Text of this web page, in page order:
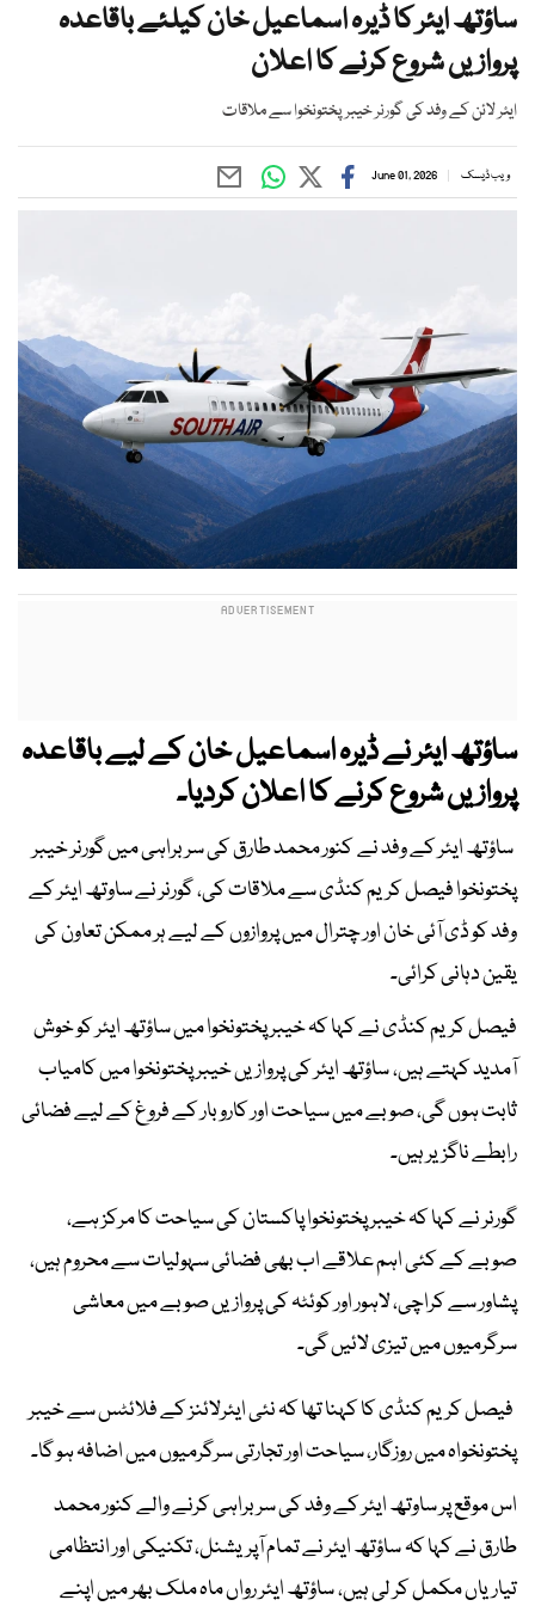
ساؤتھ ایئر کا ڈیرہ اسماعیل خان کیلئے باقاعدہ
پروازیں شروع کرنے کا اعلان
ایئر لائن کے وفد کی گورنر خیبر پختونخوا سے ملاقات
ویب ڈیسک June 01, 2026
ساؤتھ ایئر نے ڈیرہ اسماعیل خان کے لیے باقاعدہ
پروازیں شروع کرنے کا اعلان کردیا۔
ساؤتھ ایئر کے وفد نے کنور محمد طارق کی سربراہی میں گورنر خیبر
پختونخوا فیصل کریم کنڈی سے ملاقات کی، گورنر نے ساوتھ ایئر کے
وفد کو ڈی آئی خان اور چترال میں پروازوں کے لیے ہر ممکن تعاون کی
یقین دہانی کرائی۔
فیصل کریم کنڈی نے کہا کہ خیبر پختونخوا میں ساؤتھ ایئر کو خوش
آمدید کہتے ہیں، ساؤتھ ایئر کی پروازیں خیبر پختونخوا میں کامیاب
ثابت ہوں گی، صوبے میں سیاحت اور کاروبار کے فروغ کے لیے فضائی
رابطے ناگزیر ہیں۔
گورنر نے کہا کہ خیبر پختونخوا پاکستان کی سیاحت کا مرکز ہے،
صوبے کے کئی اہم علاقے اب بھی فضائی سہولیات سے محروم ہیں،
پشاور سے کراچی، لاہور اور کوئٹہ کی پروازیں صوبے میں معاشی
سرگرمیوں میں تیزی لائیں گی۔
فیصل کریم کنڈی کا کہنا تھا کہ نئی ایئرلائنز کے فلائٹس سے خیبر
پختونخواہ میں روزگار، سیاحت اور تجارتی سرگرمیوں میں اضافہ ہو گا۔
اس موقع پر ساوتھ ایئر کے وفد کی سربراہی کرنے والے کنور محمد
طارق نے کہا کہ ساؤتھ ایئر نے تمام آپریشنل، تکنیکی اور انتظامی
تیاریاں مکمل کر لی ہیں، ساؤتھ ایئر رواں ماہ ملک بھر میں اپنے